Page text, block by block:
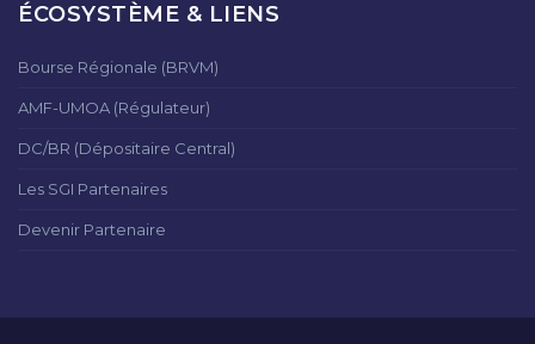
ÉCOSYSTÈME & LIENS
Bourse Régionale (BRVM)
AMF-UMOA (Régulateur)
DC/BR (Dépositaire Central)
Les SGI Partenaires
Devenir Partenaire